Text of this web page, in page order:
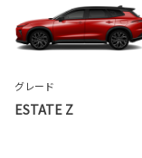
グレード
ESTATE Z